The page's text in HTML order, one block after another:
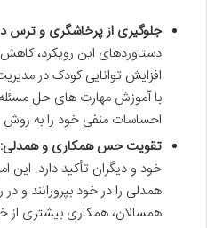
جلوگیری از پرخاشگری و ترس
دستاوردهای این رویکرد، کاهش
افزایش توانایی کودک در
با آموزش مهارت های حل
احساسات منفی خود را به روش
تقویت حس همکاری و همدلی:
خود و دیگران تأکید دارد. این
همدلی را در خود بپرورانند و
همسالان، همکاری بیشتری از